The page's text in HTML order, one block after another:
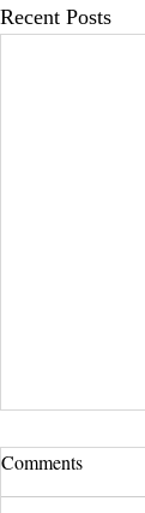
Recent Posts
Comments